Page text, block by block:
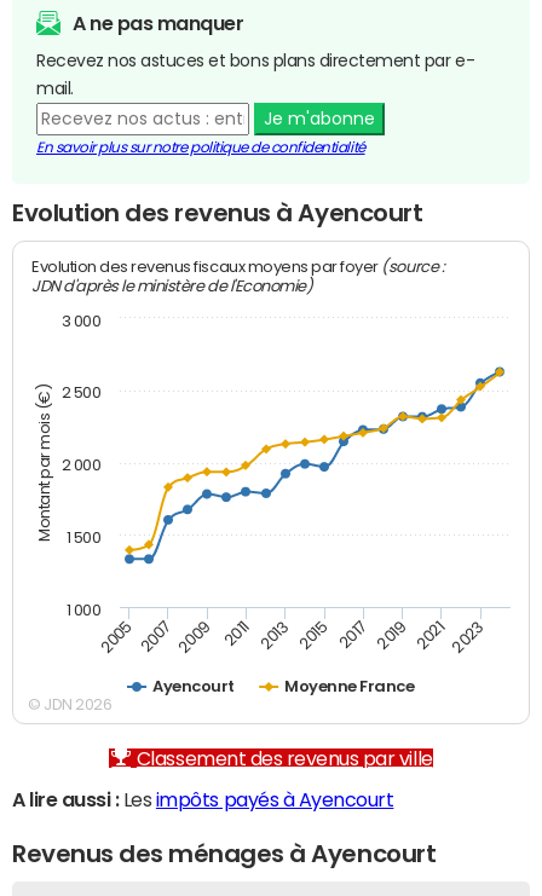
A ne pas manquer
Recevez nos astuces et bons plans directement par e-
mail.
Je m'abonne
En savoir plus sur notre politique de confidentialité
Evolution des revenus à Ayencourt
Montant par mois (€)
Evolution des revenus fiscaux moyens par foyer (source :
JDN d'après le ministère de l'Economie)
Ayencourt Moyenne France
2005 2007 2009 2011 2013 2015 2017 2019 2021 2023
1 000
1 500
2 000
2 500
3 000
© JDN 2026
Classement des revenus par ville
A lire aussi :Les impôts payés à Ayencourt
Revenus des ménages à Ayencourt